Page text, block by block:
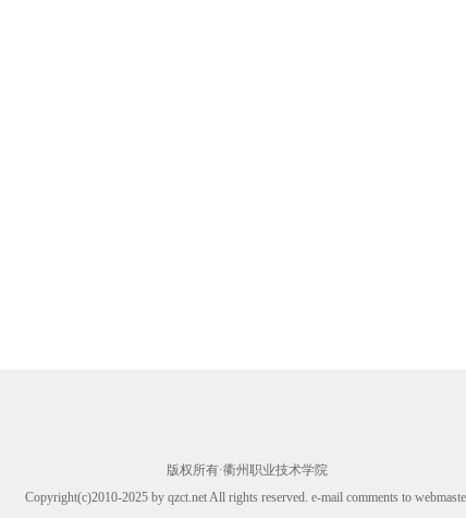
版权所有·衢州职业技术学院
Copyright(c)2010-2025 by qzct.net All rights reserved. e-mail comments to